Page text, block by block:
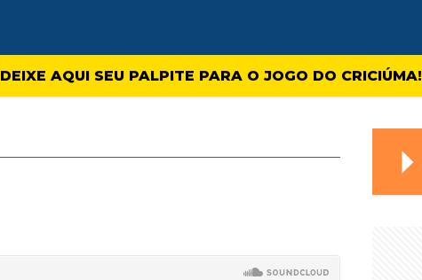
DEIXE AQUI SEU PALPITE PARA O JOGO DO CRICIÚMA!